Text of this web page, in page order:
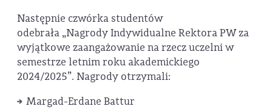
Następnie czwórka studentów
odebrała „Nagrody Indywidualne Rektora PW za
wyjątkowe zaangażowanie na rzecz uczelni w
semestrze letnim roku akademickiego
2024/2025”. Nagrody otrzymali:
Margad-Erdane Battur